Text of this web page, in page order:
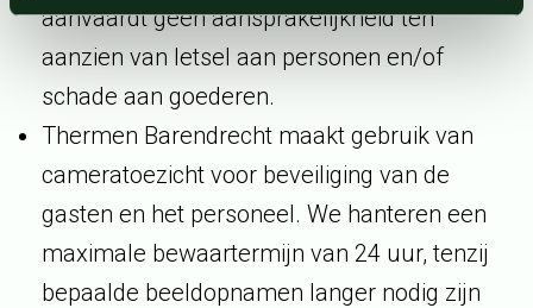
aanvaardt geen aansprakelijkheid ten
aanzien van letsel aan personen en/of
schade aan goederen.
Thermen Barendrecht maakt gebruik van
cameratoezicht voor beveiliging van de
gasten en het personeel. We hanteren een
maximale bewaartermijn van 24 uur, tenzij
bepaalde beeldopnamen langer nodig zijn